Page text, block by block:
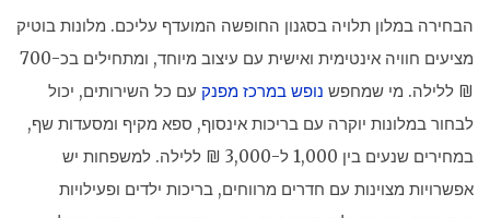
הבחירה במלון תלויה בסגנון החופשה המועדף עליכם. מלונות בוטיק
מציעים חוויה אינטימית ואישית עם עיצוב מיוחד, ומתחילים בכ-700
₪ ללילה. מי שמחפשנופש במרכז מפנקעם כל השירותים, יכול
לבחור במלונות יוקרה עם בריכות אינסוף, ספא מקיף ומסעדות שף,
במחירים שנעים בין 1,000 ל-3,000 ₪ ללילה. למשפחות יש
אפשרויות מצוינות עם חדרים מרווחים, בריכות ילדים ופעילויות